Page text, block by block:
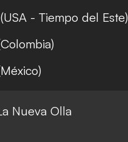
- Tiempo del Este)
Nueva Olla